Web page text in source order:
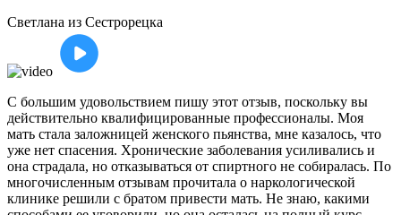
Светлана из Сестрорецка
С большим удовольствием пишу этот отзыв, поскольку вы
действительно квалифицированные профессионалы. Моя
мать стала заложницей женского пьянства, мне казалось, что
уже нет спасения. Хронические заболевания усиливались и
она страдала, но отказываться от спиртного не собиралась. По
многочисленным отзывам прочитала о наркологической
клинике решили с братом привести мать. Не знаю, какими